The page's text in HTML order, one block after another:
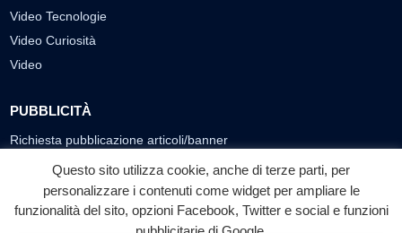
Video Tecnologie
Video Curiosità
Video
PUBBLICITÀ
Richiesta pubblicazione articoli/banner
SEGUICI SUI SOCIAL
f ◎ ▶
Questo sito utilizza cookie, anche di terze parti, per
personalizzare i contenuti come widget per ampliare le
funzionalità del sito, opzioni Facebook, Twitter e social e funzioni